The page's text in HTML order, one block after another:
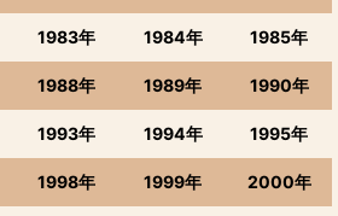
1983年 1984年 1985年
1988年 1989年 1990年
1993年 1994年 1995年
1998年 1999年 2000年